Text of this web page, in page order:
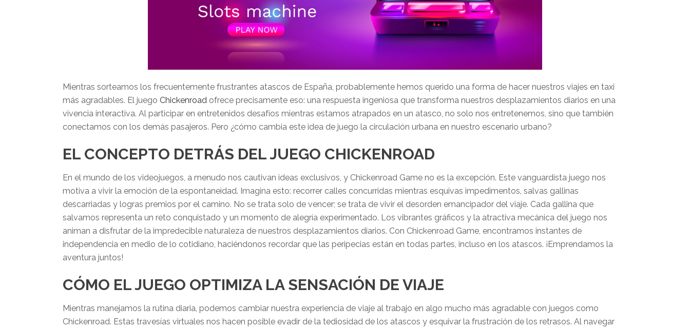
Mientras sorteamos los frecuentemente frustrantes atascos de España, probablemente hemos querido una forma de hacer nuestros viajes en taxi
más agradables. El juego Chickenroad ofrece precisamente eso: una respuesta ingeniosa que transforma nuestros desplazamientos diarios en una
vivencia interactiva. Al participar en entretenidos desafíos mientras estamos atrapados en un atasco, no solo nos entretenemos, sino que también
conectamos con los demás pasajeros. Pero ¿cómo cambia este idea de juego la circulación urbana en nuestro escenario urbano?
EL CONCEPTO DETRÁS DEL JUEGO CHICKENROAD
En el mundo de los videojuegos, a menudo nos cautivan ideas exclusivos, y Chickenroad Game no es la excepción. Este vanguardista juego nos
motiva a vivir la emoción de la espontaneidad. Imagina esto: recorrer calles concurridas mientras esquivas impedimentos, salvas gallinas
descarriadas y logras premios por el camino. No se trata solo de vencer; se trata de vivir el desorden emancipador del viaje. Cada gallina que
salvamos representa un reto conquistado y un momento de alegría experimentado. Los vibrantes gráficos y la atractiva mecánica del juego nos
animan a disfrutar de la impredecible naturaleza de nuestros desplazamientos diarios. Con Chickenroad Game, encontramos instantes de
independencia en medio de lo cotidiano, haciéndonos recordar que las peripecias están en todas partes, incluso en los atascos. ¡Emprendamos la
aventura juntos!
CÓMO EL JUEGO OPTIMIZA LA SENSACIÓN DE VIAJE
Mientras manejamos la rutina diaria, podemos cambiar nuestra experiencia de viaje al trabajo en algo mucho más agradable con juegos como
Chickenroad. Estas travesías virtuales nos hacen posible evadir de la tediosidad de los atascos y esquivar la frustración de los retrasos. Al navegar